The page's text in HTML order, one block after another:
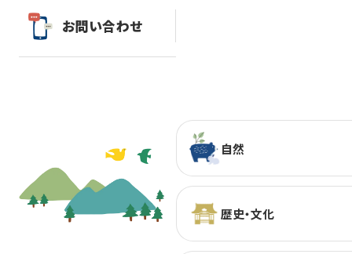
お問い合わせ
自然
歴史・文化